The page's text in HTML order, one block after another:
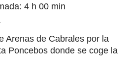
4 h 00 min
Arenas de Cabrales por la
Poncebos donde se coge la